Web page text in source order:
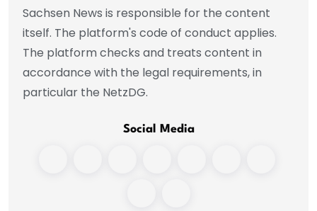
Sachsen News is responsible for the content
itself. The platform's code of conduct applies.
The platform checks and treats content in
accordance with the legal requirements, in
particular the NetzDG.
Social Media